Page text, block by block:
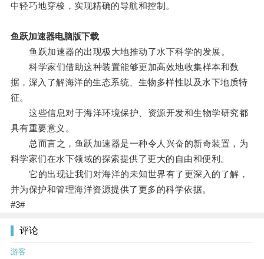
中轻巧地穿梭，实现精确的导航和控制。
鱼跃加速器电脑版下载
鱼跃加速器的出现极大地推动了水下科学的发展。
科学家们借助这种装置能够更加高效地收集样本和数
据，深入了解海洋的生态系统、生物多样性以及水下地质特
征。
这些信息对于海洋环境保护、资源开发和生物学研究都
具有重要意义。
总而言之，鱼跃加速器是一种令人兴奋的新奇装置，为
科学家们在水下领域的探索提供了更大的自由和便利。
它的出现让我们对海洋的未知世界有了更深入的了解，
并为保护和管理海洋资源提供了更多的科学依据。
#3#
评论
游客